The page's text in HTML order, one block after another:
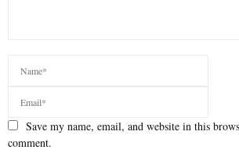
Save my name, email, and website in this
comment.